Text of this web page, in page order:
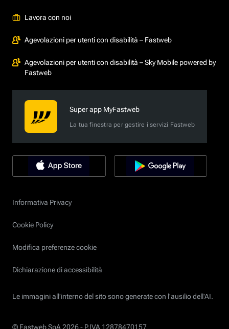
Lavora con noi
Agevolazioni per utenti con disabilità – Fastweb
Agevolazioni per utenti con disabilità – Sky Mobile powered by
Fastweb
Super app MyFastweb
La tua finestra per gestire i servizi Fastweb
Informativa Privacy
Cookie Policy
Modifica preferenze cookie
Dichiarazione di accessibilità
Le immagini all’interno del sito sono generate con l'ausilio dell'AI.
© Fastweb SpA 2026 - P.IVA 12878470157